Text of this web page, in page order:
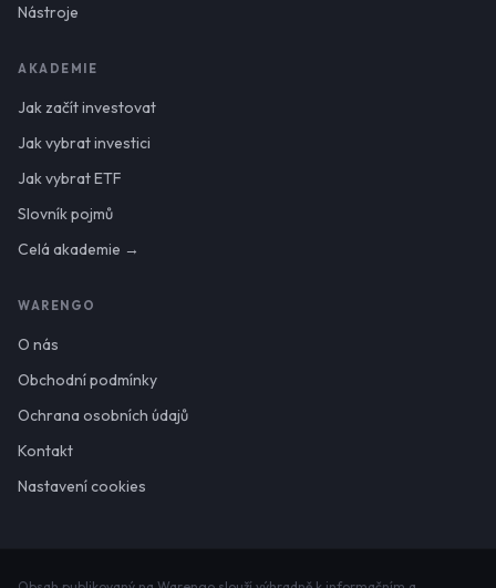
Nástroje
AKADEMIE
Jak začít investovat
Jak vybrat investici
Jak vybrat ETF
Slovník pojmů
Celá akademie →
WARENGO
O nás
Obchodní podmínky
Ochrana osobních údajů
Kontakt
Nastavení cookies